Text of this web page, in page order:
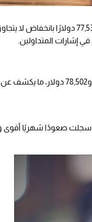
إشارات المتداولين.
راوحت العملة خلال اليوم بين 77,274 دولارًا و78,502
نسبي خلال الأسبوع بارتفاع بلغ 2.44%، وسجلت صعودًا